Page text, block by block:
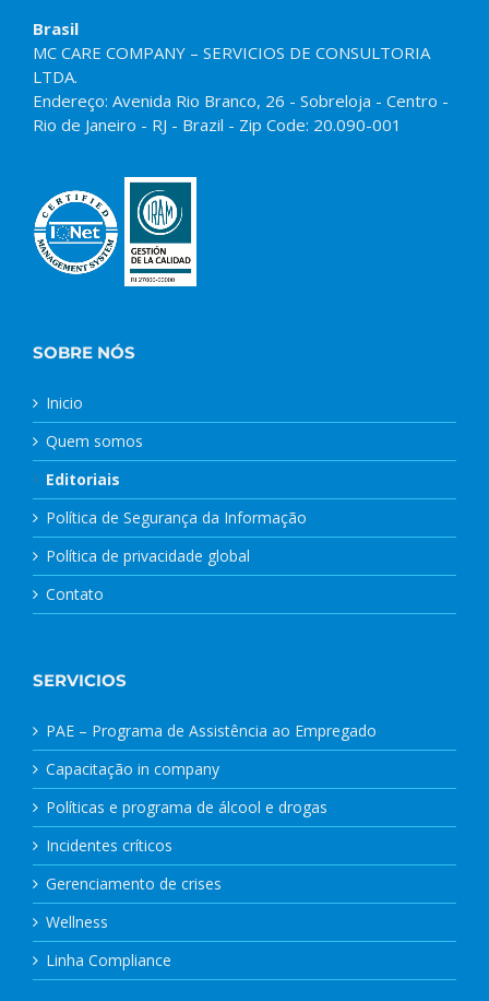
Brasil
MC CARE COMPANY – SERVICIOS DE CONSULTORIA
LTDA.
Endereço: Avenida Rio Branco, 26 - Sobreloja - Centro -
Rio de Janeiro - RJ - Brazil - Zip Code: 20.090-001
SOBRE NÓS
Inicio
Quem somos
Editoriais
Política de Segurança da Informação
Política de privacidade global
Contato
SERVICIOS
PAE – Programa de Assistência ao Empregado
Capacitação in company
Políticas e programa de álcool e drogas
Incidentes críticos
Gerenciamento de crises
Wellness
Linha Compliance